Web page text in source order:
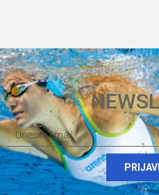
Email
Poruka